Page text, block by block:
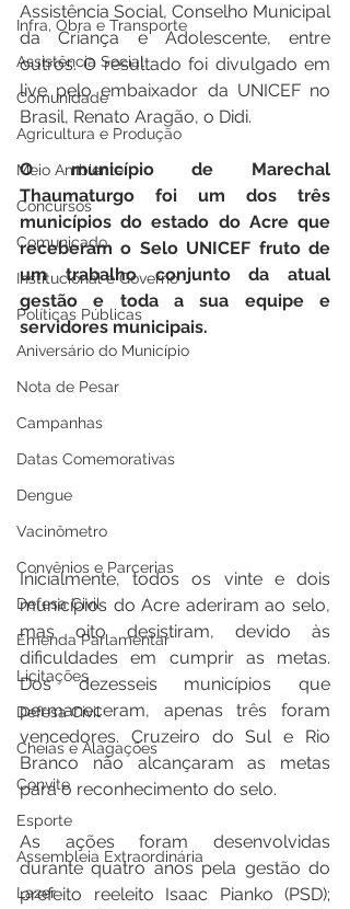
Infra, Obra e Transporte
Assistência Social
Comunidade
Agricultura e Produção
Meio Ambiente
Concursos
Comunicado
Institucional e Governo
Políticas Públicas
Aniversário do Município
Nota de Pesar
Campanhas
Datas Comemorativas
Dengue
Vacinômetro
Convênios e Parcerias
Defesa Civil
Emenda Parlamentar
Licitações
Defesa Civil
Cheias e Alagações
Convite
Esporte
Assembleia Extraordinária
Lazer
Assistência Social, Conselho Municipal
da Criança e Adolescente, entre
outros. O resultado foi divulgado em
live pelo embaixador da UNICEF no
Brasil, Renato Aragão, o Didi.
O município de Marechal
Thaumaturgo foi um dos três
municípios do estado do Acre que
receberam o Selo UNICEF fruto de
um trabalho conjunto da atual
gestão e toda a sua equipe e
servidores municipais.
Inicialmente, todos os vinte e dois
municípios do Acre aderiram ao selo,
mas oito desistiram, devido às
dificuldades em cumprir as metas.
Dos dezesseis municípios que
permaneceram, apenas três foram
vencedores. Cruzeiro do Sul e Rio
Branco não alcançaram as metas
para o reconhecimento do selo.
As ações foram desenvolvidas
durante quatro anos pela gestão do
prefeito reeleito Isaac Pianko (PSD);